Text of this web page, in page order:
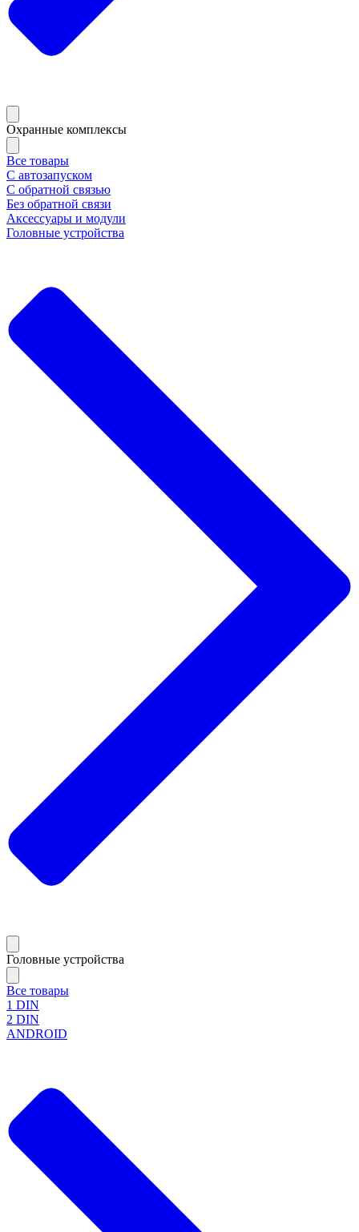
Охранные комплексы
Все товары
С автозапуском
С обратной связью
Без обратной связи
Аксессуары и модули
Головные устройства
Головные устройства
Все товары
1 DIN
2 DIN
ANDROID